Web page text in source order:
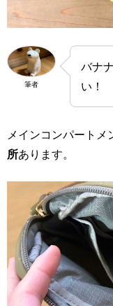
筆者
バナ
い！
メインコンパートメ
所あります。